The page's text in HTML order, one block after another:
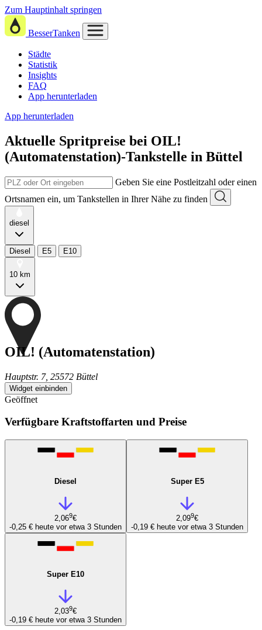
Zum Hauptinhalt springen
BesserTanken
Städte
Statistik
Insights
FAQ
App herunterladen
App herunterladen
Aktuelle Spritpreise bei OIL!
(Automatenstation)-Tankstelle in Büttel
Geben Sie eine Postleitzahl oder einen
Ortsnamen ein, um Tankstellen in Ihrer Nähe zu finden
diesel
Diesel E5 E10
10 km
OIL! (Automatenstation)
Hauptstr. 7, 25572 Büttel
Widget einbinden
Geöffnet
Verfügbare Kraftstoffarten und Preise
Diesel
2,069€
-0,25 € heute vor etwa 3 Stunden
Super E5
2,099€
-0,19 € heute vor etwa 3 Stunden
Super E10
2,039€
-0,19 € heute vor etwa 3 Stunden